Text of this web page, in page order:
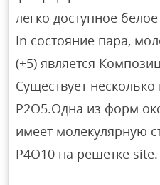
легко доступное
In состояние пара,
(+5) является
Существует
P2O5.Одна из форм
имеет молекулярную
P4O10 на решетке site.